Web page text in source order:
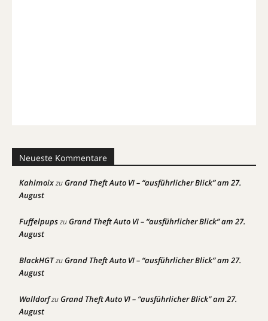
Neueste Kommentare
KahlmoixzuGrand Theft Auto VI – “ausführlicher Blick” am 27.
August
FuffelpupszuGrand Theft Auto VI – “ausführlicher Blick” am 27.
August
BlackHGTzuGrand Theft Auto VI – “ausführlicher Blick” am 27.
August
WalldorfzuGrand Theft Auto VI – “ausführlicher Blick” am 27.
August